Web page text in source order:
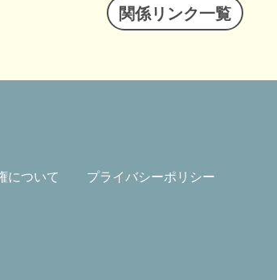
関係リンク一覧
について プライバシーポリシー